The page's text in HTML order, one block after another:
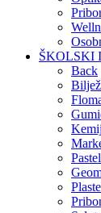
ŠKOLSKI
Back